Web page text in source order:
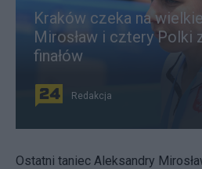
Kraków czeka na
Mirosław i cztery Polki
finałów
Redakcja
Ostatni taniec Aleksandry